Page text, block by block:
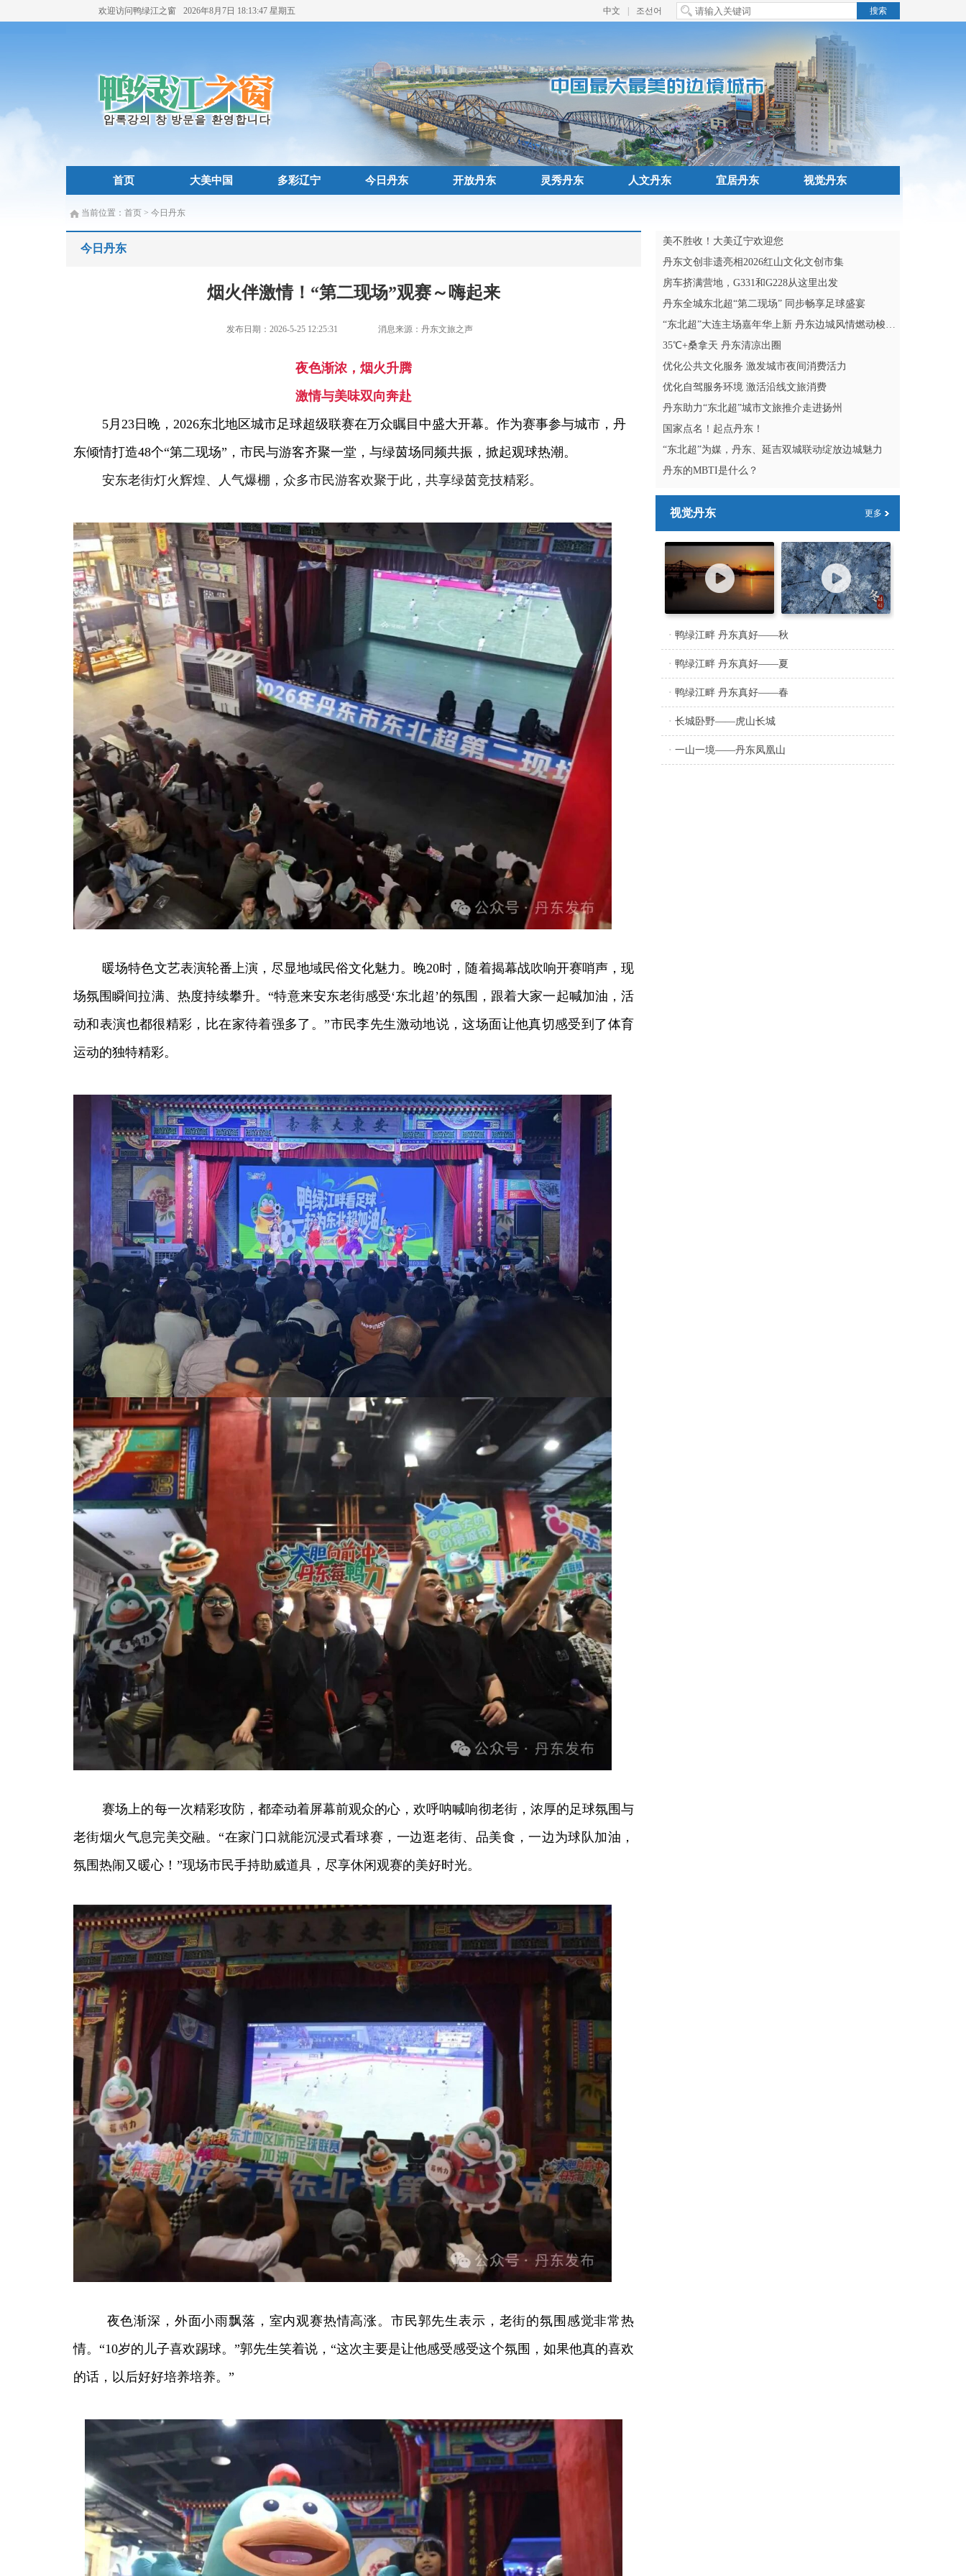
欢迎访问鸭绿江之窗 2026年8月7日 18:13:49 星期五 中文 조선어
首页 大美中国 多彩辽宁 今日丹东 开放丹东 灵秀丹东 人文丹东 宜居丹东 视觉丹东
当前位置： 首页 > 今日丹东
今日丹东
烟火伴激情！“第二现场”观赛～嗨起来
发布日期：2026-5-25 12:25:31 消息来源：丹东文旅之声
夜色渐浓，烟火升腾
激情与美味双向奔赴
5月23日晚，2026东北地区城市足球超级联赛在万众瞩目中盛大开幕。作为赛事参与城市，丹
东倾情打造48个“第二现场”，市民与游客齐聚一堂，与绿茵场同频共振，掀起观球热潮。
安东老街灯火辉煌、人气爆棚，众多市民游客欢聚于此，共享绿茵竞技精彩。
暖场特色文艺表演轮番上演，尽显地域民俗文化魅力。晚20时，随着揭幕战吹响开赛哨声，现
场氛围瞬间拉满、热度持续攀升。“特意来安东老街感受‘东北超’的氛围，跟着大家一起喊加油，活
动和表演也都很精彩，比在家待着强多了。”市民李先生激动地说，这场面让他真切感受到了体育
运动的独特精彩。
赛场上的每一次精彩攻防，都牵动着屏幕前观众的心，欢呼呐喊响彻老街，浓厚的足球氛围与
老街烟火气息完美交融。“在家门口就能沉浸式看球赛，一边逛老街、品美食，一边为球队加油，
氛围热闹又暖心！”现场市民手持助威道具，尽享休闲观赛的美好时光。
夜色渐深，外面小雨飘落，室内观赛热情高涨。市民郭先生表示，老街的氛围感觉非常热
情。“10岁的儿子喜欢踢球。”郭先生笑着说，“这次主要是让他感受感受这个氛围，如果他真的喜欢
的话，以后好好培养培养。”
美不胜收！大美辽宁欢迎您
丹东文创非遗亮相2026红山文化文创市集
房车挤满营地，G331和G228从这里出发
丹东全城东北超“第二现场” 同步畅享足球盛宴
“东北超”大连主场嘉年华上新 丹东边城风情燃动梭鱼湾
35℃+桑拿天 丹东清凉出圈
优化公共文化服务 激发城市夜间消费活力
优化自驾服务环境 激活沿线文旅消费
丹东助力“东北超”城市文旅推介走进扬州
国家点名！起点丹东！
“东北超”为媒，丹东、延吉双城联动绽放边城魅力
丹东的MBTI是什么？
视觉丹东 更多
· 鸭绿江畔 丹东真好——秋
· 鸭绿江畔 丹东真好——夏
· 鸭绿江畔 丹东真好——春
· 长城卧野——虎山长城
· 一山一境——丹东凤凰山